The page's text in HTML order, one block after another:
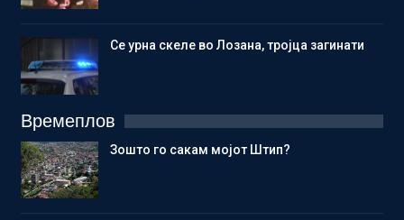
Се урна скеле во Лозана, тројца загинати
Времеплов
Зошто го сакам мојот Штип?